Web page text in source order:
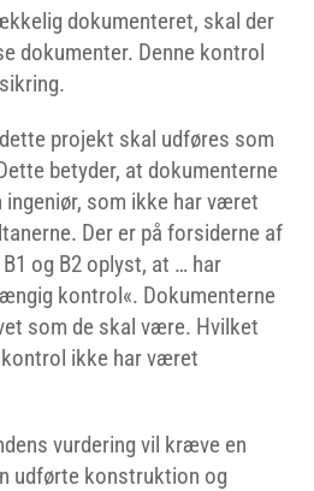
dokumenteret, skal der
dokumenter. Denne kontrol
projekt skal udføres som
betyder, at dokumenterne
som ikke har været
Der er på forsiderne af
og B2 oplyst, at … har
kontrol«. Dokumenterne
som de skal være. Hvilket
ikke har været
vurdering vil kræve en
udførte konstruktion og